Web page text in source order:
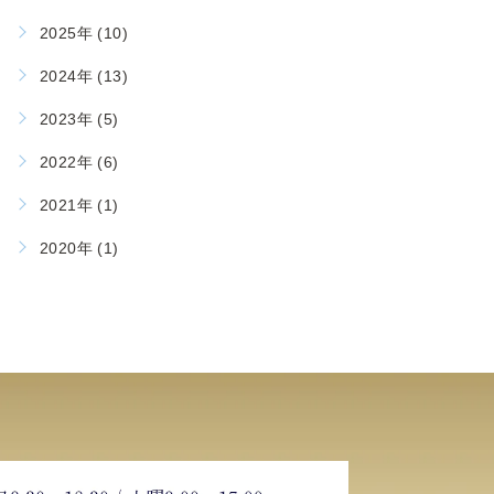
2025年 (10)
2024年 (13)
2023年 (5)
2022年 (6)
2021年 (1)
2020年 (1)